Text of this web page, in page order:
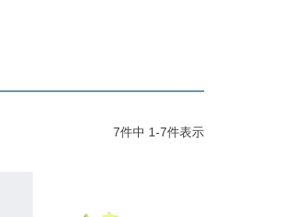
7件中 1-7件表示